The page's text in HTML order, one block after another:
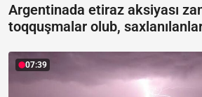
Argentinada etiraz aksiyası
toqquşmalar olub,
07:39